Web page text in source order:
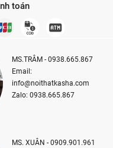
toán
MS.TRÂM - 0938.665.867
Email:
info@noithatkasha.com
Zalo: 0938.665.867
MS. XUÂN - 0909.901.961